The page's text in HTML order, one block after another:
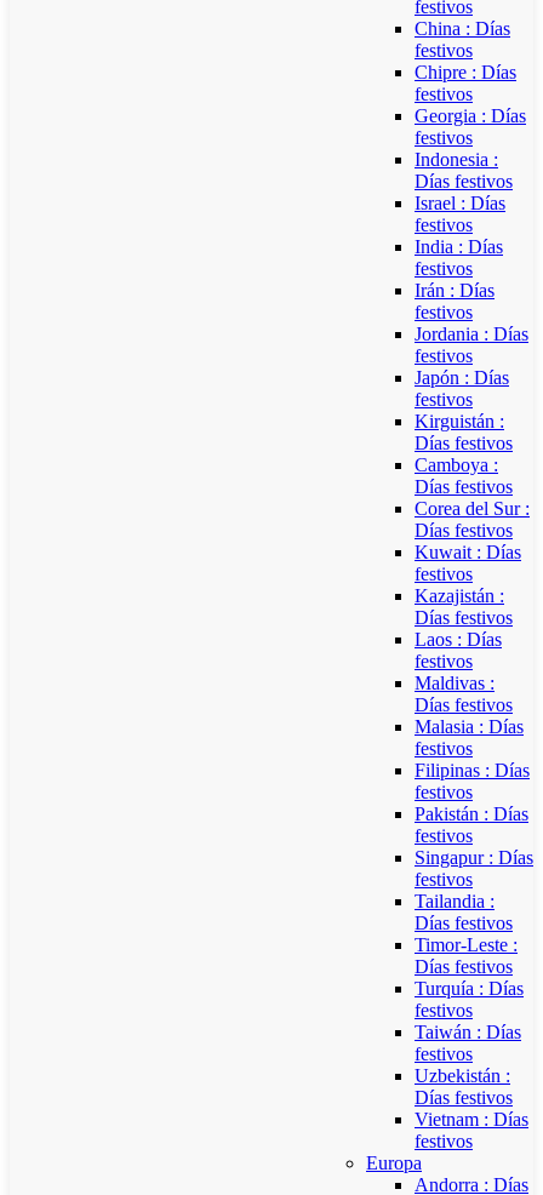
festivos
China : Días
festivos
Chipre : Días
festivos
Georgia : Días
festivos
Indonesia :
Días festivos
Israel : Días
festivos
India : Días
festivos
Irán : Días
festivos
Jordania : Días
festivos
Japón : Días
festivos
Kirguistán :
Días festivos
Camboya :
Días festivos
Corea del Sur :
Días festivos
Kuwait : Días
festivos
Kazajistán :
Días festivos
Laos : Días
festivos
Maldivas :
Días festivos
Malasia : Días
festivos
Filipinas : Días
festivos
Pakistán : Días
festivos
Singapur : Días
festivos
Tailandia :
Días festivos
Timor-Leste :
Días festivos
Turquía : Días
festivos
Taiwán : Días
festivos
Uzbekistán :
Días festivos
Vietnam : Días
festivos
Europa
Andorra : Días